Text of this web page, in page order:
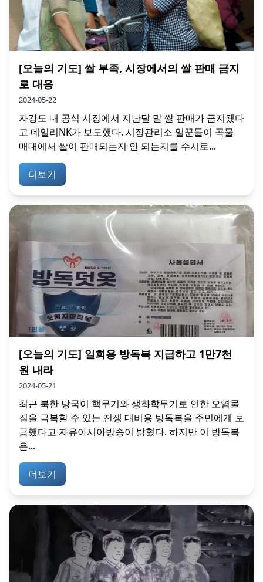
[오늘의 기도] 쌀 부족, 시장에서의 쌀 판매 금지
로 대응
2024-05-22
자강도 내 공식 시장에서 지난달 말 쌀 판매가 금지됐다
고 데일리NK가 보도했다. 시장관리소 일꾼들이 곡물
매대에서 쌀이 판매되는지 안 되는지를 수시로...
더보기
[오늘의 기도] 일회용 방독복 지급하고 1만7천
원 내라
2024-05-21
최근 북한 당국이 핵무기와 생화학무기로 인한 오염물
질을 극복할 수 있는 전쟁 대비용 방독복을 주민에게 보
급했다고 자유아시아방송이 밝혔다. 하지만 이 방독복
은...
더보기